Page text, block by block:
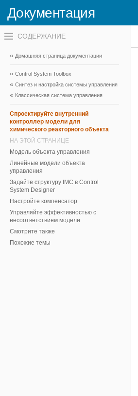
Документация
Переключатель
навигационного
вне
холста
навигационного
меню
холста
Домашняя страница документации
Control System Toolbox
Синтез и настройка системы управления
Классическая система управления
Спроектируйте внутренний
контроллер модели для
химического реакторного объекта
НА ЭТОЙ СТРАНИЦЕ
Модель объекта управления
Линейные модели объекта
управления
Задайте структуру IMC в Control
System Designer
Настройте компенсатор
Управляйте эффективностью с
несоответствием модели
Смотрите также
Похожие темы